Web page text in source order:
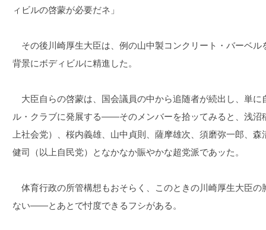
ィビルの啓蒙が必要だネ」
その後川崎厚生大臣は、例の山中製コンクリート・バーベル
背景にボディビルに精進した。
大臣自らの啓蒙は、国会議員の中から追随者が続出し、単に
ル・クラブに発展する――そのメンバーを拾ッてみると、浅沼
上社会党）、桜内義雄、山中貞則、薩摩雄次、須磨弥一郎、
健司（以上自民党）となかなか賑やかな超党派であッた。
体育行政の所管構想もおそらく、このときの川崎厚生大臣の
ない――とあとで忖度できるフシがある。